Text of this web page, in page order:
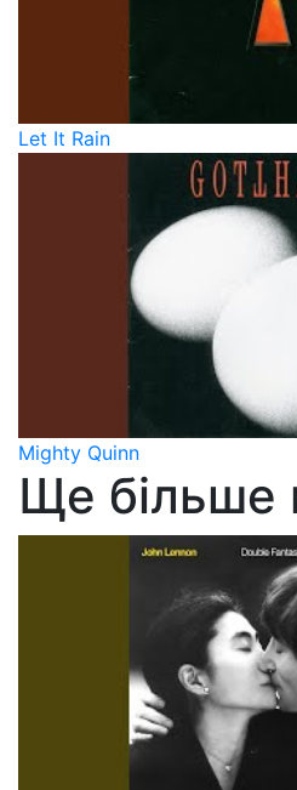
Let It Rain
Mighty Quinn
Ще більше